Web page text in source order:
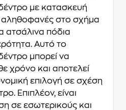
με κατασκευή
αληθοφανές στο σχήμα
ατσάλινα πόδια
Αυτό το
μπορεί να
χρόνο και αποτελεί
επιλογή σε σχέση
Επιπλέον, είναι
σε εσωτερικούς και